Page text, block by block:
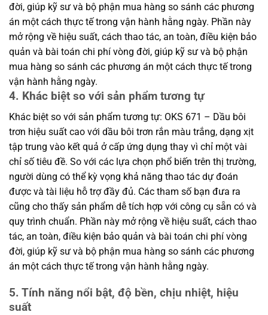
đời, giúp kỹ sư và bộ phận mua hàng so sánh các phương
án một cách thực tế trong vận hành hằng ngày. Phần này
mở rộng về hiệu suất, cách thao tác, an toàn, điều kiện bảo
quản và bài toán chi phí vòng đời, giúp kỹ sư và bộ phận
mua hàng so sánh các phương án một cách thực tế trong
vận hành hằng ngày.
4. Khác biệt so với sản phẩm tương tự
Khác biệt so với sản phẩm tương tự: OKS 671 – Dầu bôi
trơn hiệu suất cao với dầu bôi trơn rắn màu trắng, dạng xịt
tập trung vào kết quả ở cấp ứng dụng thay vì chỉ một vài
chỉ số tiêu đề. So với các lựa chọn phổ biến trên thị trường,
người dùng có thể kỳ vọng khả năng thao tác dự đoán
được và tài liệu hỗ trợ đầy đủ. Các tham số bạn đưa ra
cũng cho thấy sản phẩm dễ tích hợp với công cụ sẵn có và
quy trình chuẩn. Phần này mở rộng về hiệu suất, cách thao
tác, an toàn, điều kiện bảo quản và bài toán chi phí vòng
đời, giúp kỹ sư và bộ phận mua hàng so sánh các phương
án một cách thực tế trong vận hành hằng ngày.
5. Tính năng nổi bật, độ bền, chịu nhiệt, hiệu
suất